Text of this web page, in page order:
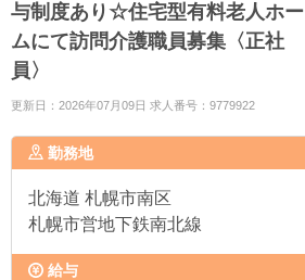
与制度あり☆住宅型有料老人ホー
ムにて訪問介護職員募集〈正社
員〉
更新日：2026年07月09日 求人番号：9779922
勤務地
北海道 札幌市南区
札幌市営地下鉄南北線
給与